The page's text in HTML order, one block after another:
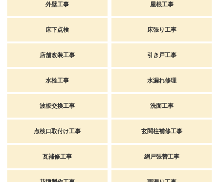
外壁工事 屋根工事
床下点検 床張り工事
店舗改装工事 引き戸工事
水栓工事 水漏れ修理
波板交換工事 洗面工事
点検口取付け工事 玄関柱補修工事
瓦補修工事 網戸張替工事